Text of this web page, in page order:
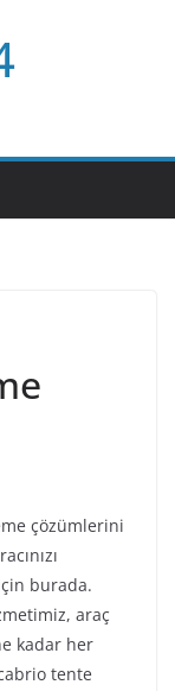
çözümlerini
burada.
araç
kadar her
tente